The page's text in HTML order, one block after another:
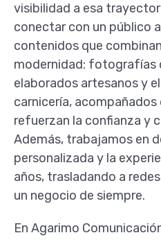
visibilidad a esa
conectar con un público
contenidos que
modernidad: fotografías
elaborados artesanos y
carnicería,
refuerzan la confianza y
Además, trabajamos en
personalizada y la
años, trasladando a
un negocio de siempre.
En Agarimo